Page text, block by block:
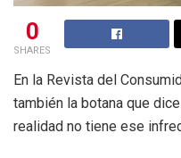
0
SHARES
En la Revista del
también la botana que
realidad no tiene ese